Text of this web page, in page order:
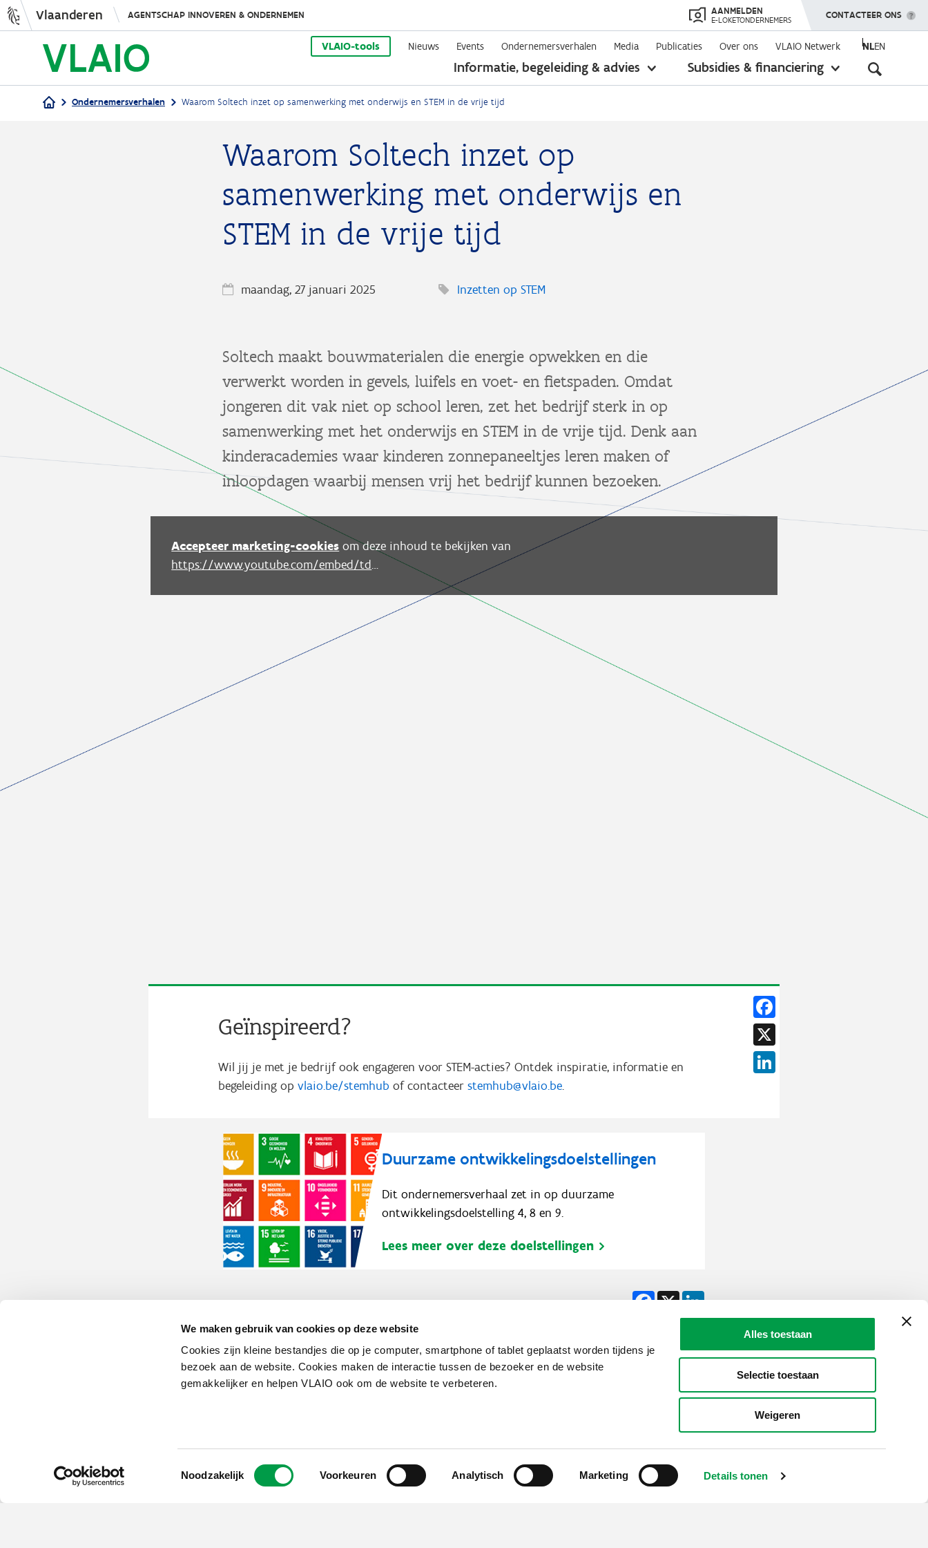
We maken gebruik van cookies op deze website
Cookies zijn kleine bestandjes die op je computer, smartphone of tablet geplaatst worden tijdens je
bezoek aan de website. Cookies maken de interactie tussen de bezoeker en de website
gemakkelijker en helpen VLAIO ook om de website te verbeteren.
Toestemmingsselectie
Noodzakelijk Voorkeuren Analytisch Marketing Details tonen
Alles toestaan
Selectie toestaan
Weigeren
Overslaan
en
naar
de
inhoud
Vlaanderen AGENTSCHAP INNOVEREN & ONDERNEMEN AANMELDEN
E-LOKETONDERNEMERS TOON MENU
CONTACTEER ONS
VLAIO-tools Nieuws Events Ondernemersverhalen Media Publicaties Over ons VLAIO Netwerk NLEN
Informatie, begeleiding & advies
toon
Subsidies & financiering
toon
Ondernemersverhalen Waarom Soltech inzet op samenwerking met onderwijs en STEM in de vrije tijd
Waarom Soltech inzet op
samenwerking met onderwijs en
STEM in de vrije tijd
maandag, 27 januari 2025 Inzetten op STEM
Soltech maakt bouwmaterialen die energie opwekken en die
verwerkt worden in gevels, luifels en voet- en fietspaden. Omdat
jongeren dit vak niet op school leren, zet het bedrijf sterk in op
samenwerking met het onderwijs en STEM in de vrije tijd. Denk aan
kinderacademies waar kinderen zonnepaneeltjes leren maken of
inloopdagen waarbij mensen vrij het bedrijf kunnen bezoeken.
Accepteer marketing-cookies om deze inhoud te bekijken van
https://www.youtube.com/embed/td95XyuPjyQ?autoplay=0&start=0&rel=0
Geïnspireerd?
Wil jij je met je bedrijf ook engageren voor STEM-acties? Ontdek inspiratie, informatie en
begeleiding opvlaio.be/stemhub of contacteerstemhub@vlaio.be.
Duurzame ontwikkelingsdoelstellingen
Dit ondernemersverhaal zet in op duurzame
ontwikkelingsdoelstelling 4, 8 en 9.
Lees meer over deze doelstellingen
Facebook
X LinkedIn
VLAIO AWARDSContact
Klachten, meldingen & fraudebestrijding